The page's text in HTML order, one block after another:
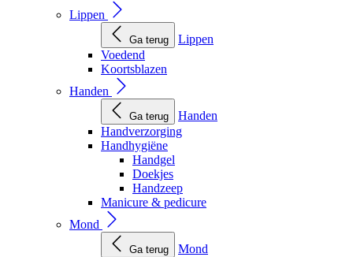
Lippen
Ga terug
Lippen
Voedend
Koortsblazen
Handen
Ga terug
Handen
Handverzorging
Handhygiëne
Handgel
Doekjes
Handzeep
Manicure & pedicure
Mond
Ga terug
Mond